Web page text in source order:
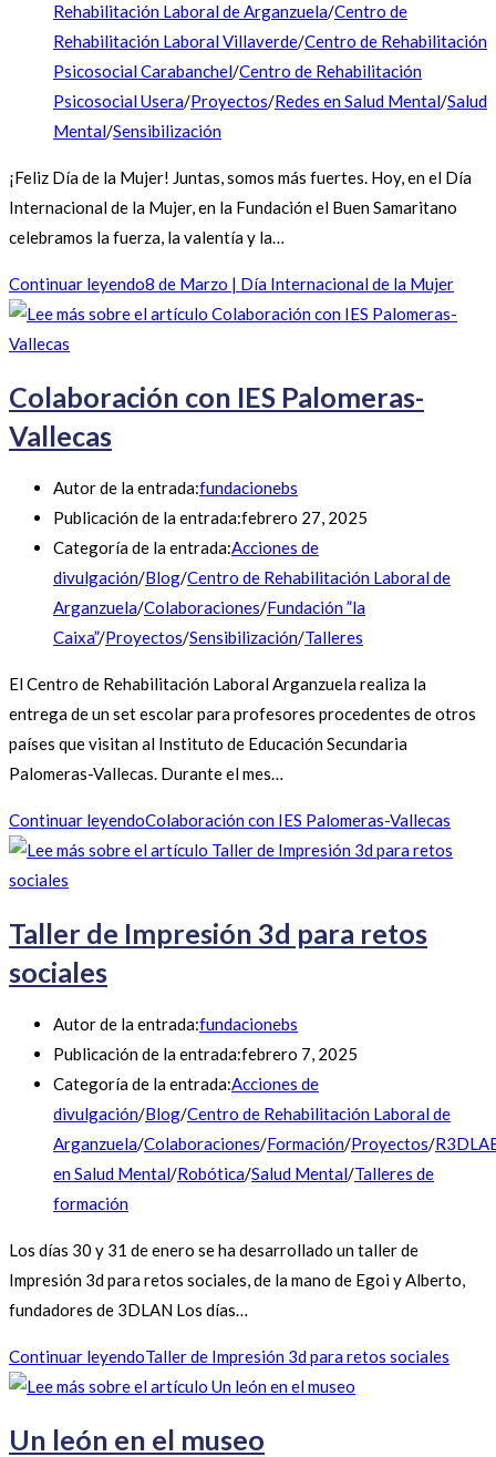
Rehabilitación Laboral de Arganzuela/Centro de
Rehabilitación Laboral Villaverde/Centro de Rehabilitación
Psicosocial Carabanchel/Centro de Rehabilitación
Psicosocial Usera/Proyectos/Redes en Salud Mental/Salud
Mental/Sensibilización
¡Feliz Día de la Mujer! Juntas, somos más fuertes. Hoy, en el Día
Internacional de la Mujer, en la Fundación el Buen Samaritano
celebramos la fuerza, la valentía y la…
Continuar leyendo8 de Marzo | Día Internacional de la Mujer
Colaboración con IES Palomeras-
Vallecas
Autor de la entrada:fundacionebs
Publicación de la entrada:febrero 27, 2025
Categoría de la entrada:Acciones de
divulgación/Blog/Centro de Rehabilitación Laboral de
Arganzuela/Colaboraciones/Fundación ”la
Caixa”/Proyectos/Sensibilización/Talleres
El Centro de Rehabilitación Laboral Arganzuela realiza la
entrega de un set escolar para profesores procedentes de otros
países que visitan al Instituto de Educación Secundaria
Palomeras-Vallecas. Durante el mes…
Continuar leyendoColaboración con IES Palomeras-Vallecas
Taller de Impresión 3d para retos
sociales
Autor de la entrada:fundacionebs
Publicación de la entrada:febrero 7, 2025
Categoría de la entrada:Acciones de
divulgación/Blog/Centro de Rehabilitación Laboral de
Arganzuela/Colaboraciones/Formación/Proyectos/
en Salud Mental/Robótica/Salud Mental/Talleres de
formación
Los días 30 y 31 de enero se ha desarrollado un taller de
Impresión 3d para retos sociales, de la mano de Egoi y Alberto,
fundadores de 3DLAN Los días…
Continuar leyendoTaller de Impresión 3d para retos sociales
Un león en el museo